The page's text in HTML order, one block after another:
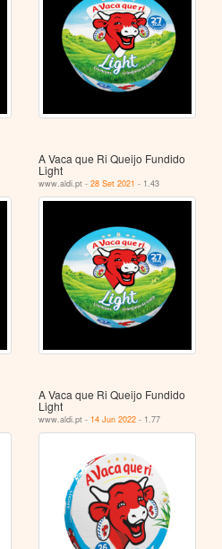
A Vaca que Ri Queijo Fundido
Light
www.aldi.pt - 28 Set 2021 - 1.43
A Vaca que Ri Queijo Fundido
Light
www.aldi.pt - 14 Jun 2022- 1.77